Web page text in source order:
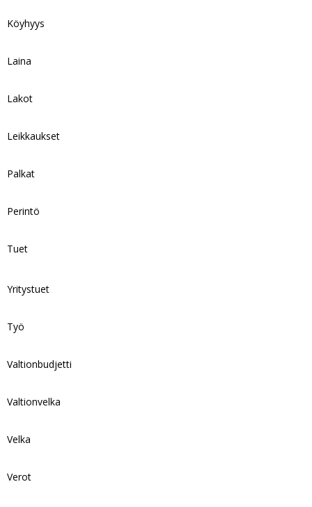
Köyhyys
Laina
Lakot
Leikkaukset
Palkat
Perintö
Tuet
Yritystuet
Työ
Valtionbudjetti
Valtionvelka
Velka
Verot